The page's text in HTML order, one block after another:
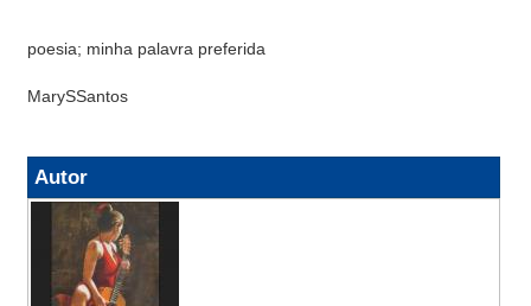
poesia; minha palavra preferida
MarySSantos
Autor